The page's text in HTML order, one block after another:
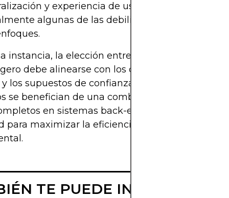
y experiencia de usuario, superando
algunas de las debilidades tradicionales
instancia, la elección entre un nodo completo y
debe alinearse con los objetivos, los
los supuestos de confianza del proyecto.
se benefician de una combinación de ambos,
en sistemas back-end y clientes ligeros
para maximizar la eficiencia y mantener la
TE PUEDE INTERESAR